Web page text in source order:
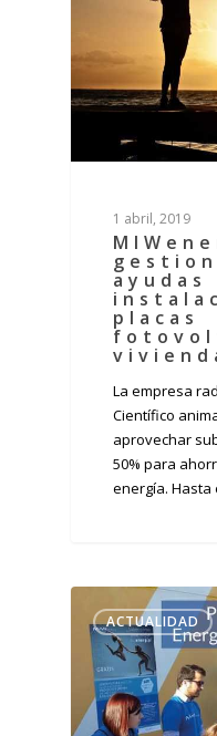
1 abril, 2019
ayudas
placas
La empresa
Científico
aprovechar
50% para
energía.
ACTUALIDAD